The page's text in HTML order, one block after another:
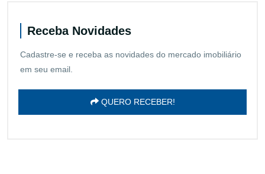
Receba Novidades
Cadastre-se e receba as novidades do mercado imobiliário
em seu email.
QUERO RECEBER!